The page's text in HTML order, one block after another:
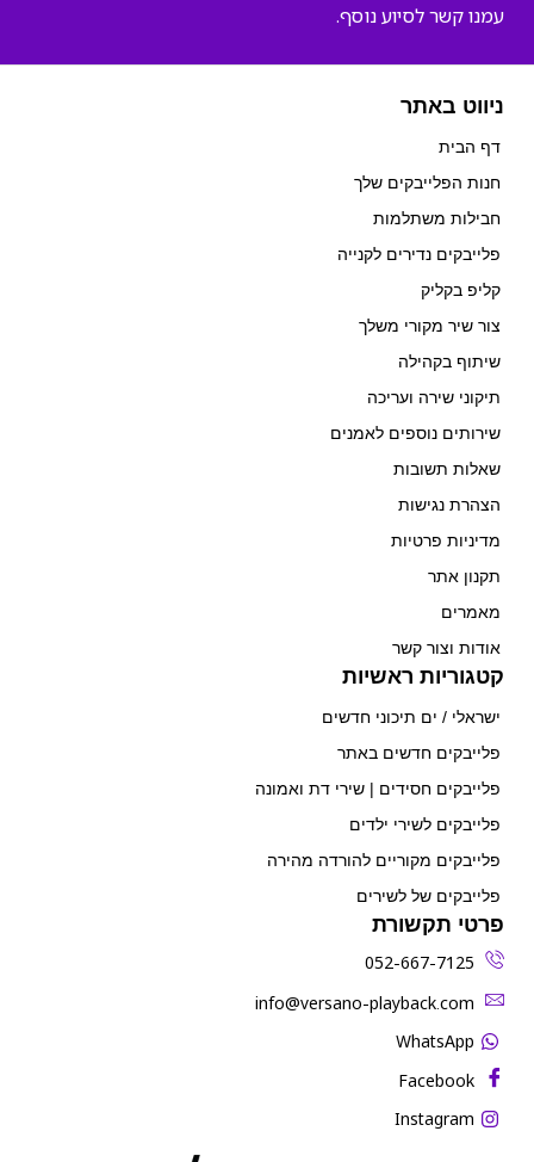
עמנו קשר לסיוע נוסף.
ניווט באתר
דף הבית
חנות הפלייבקים שלך
חבילות משתלמות
פלייבקים נדירים לקנייה
קליפ בקליק
צור שיר מקורי משלך
שיתוף בקהילה
תיקוני שירה ועריכה
שירותים נוספים לאמנים
שאלות תשובות
הצהרת נגישות
מדיניות פרטיות
תקנון אתר
מאמרים
אודות וצור קשר
קטגוריות ראשיות
ישראלי / ים תיכוני חדשים
פלייבקים חדשים באתר
פלייבקים חסידים | שירי דת ואמונה
פלייבקים לשירי ילדים
פלייבקים מקוריים להורדה מהירה
פלייבקים של לשירים
פרטי תקשורת
052-667-7125
‫info@versano-playback.com‬
WhatsApp
Facebook
Instagram